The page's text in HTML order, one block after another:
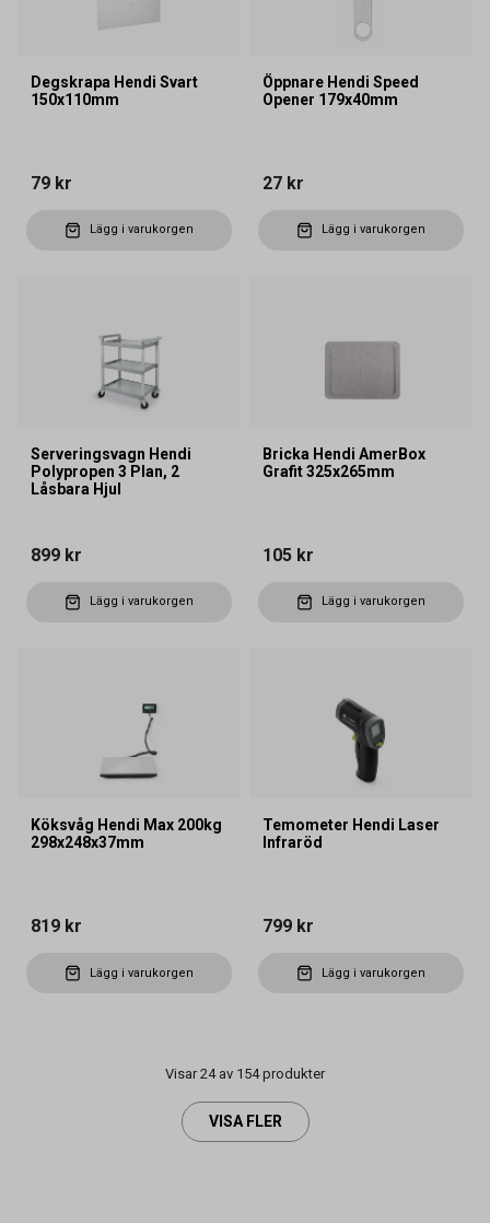
Degskrapa Hendi Svart
150x110mm
79 kr
Lägg i varukorgen
Öppnare Hendi Speed
Opener 179x40mm
27 kr
Lägg i varukorgen
Serveringsvagn Hendi
Polypropen 3 Plan, 2
Låsbara Hjul
899 kr
Lägg i varukorgen
Bricka Hendi AmerBox
Grafit 325x265mm
105 kr
Lägg i varukorgen
Köksvåg Hendi Max 200kg
298x248x37mm
819 kr
Lägg i varukorgen
Temometer Hendi Laser
Infraröd
799 kr
Lägg i varukorgen
Visar 24 av 154 produkter
VISA FLER